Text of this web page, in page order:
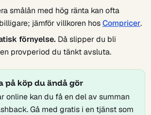
smålån med hög ränta kan ofta
jämför villkoren hosCompricer.
förnyelse. Då slipper du bli
provperiod du tänkt avsluta.
på köp du ändå gör
online kan du få en del av summan
Gå med gratis i en tjänst som